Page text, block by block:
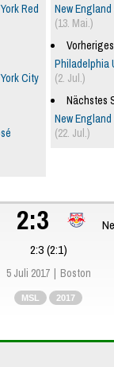
New
(13. Mai.)
Philadelphia
(2. Jul.)
Nächstes
New
(22. Jul.)
Red
City
2:3
2:3 (2:1)
5 Juli 2017 Boston
MSL 2017